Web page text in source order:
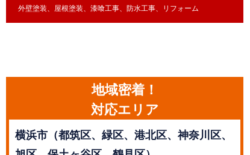
外壁塗装、屋根塗装、漆喰工事、防水工事、リフォーム
地域密着！
対応エリア
横浜市（都筑区、緑区、港北区、神奈川区、